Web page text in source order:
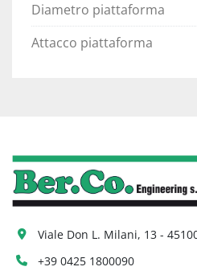
Diametro piattaforma
Attacco piattaforma
Viale Don L. Milani, 13 -
+39 0425 1800090